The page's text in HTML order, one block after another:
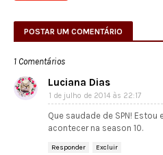
POSTAR UM COMENTÁRIO
1 Comentários
Luciana Dias
1 de julho de 2014 às 22:17
Que saudade de SPN!
acontecer na season 10.
Responder Excluir